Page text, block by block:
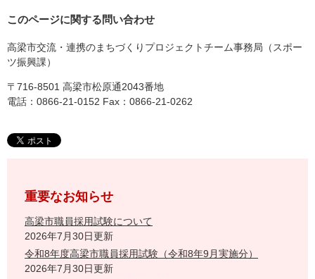
このページに関する問い合わせ
高梁市交流・連携のまちづくりプロジェクトチーム事務局（スポー
ツ振興課）
〒716-8501 高梁市松原通2043番地
電話：0866-21-0152 Fax：0866-21-0262
重要なお知らせ
高梁市職員採用試験について
2026年7月30日更新
令和8年度高梁市職員採用試験（令和8年9月実施分）
2026年7月30日更新